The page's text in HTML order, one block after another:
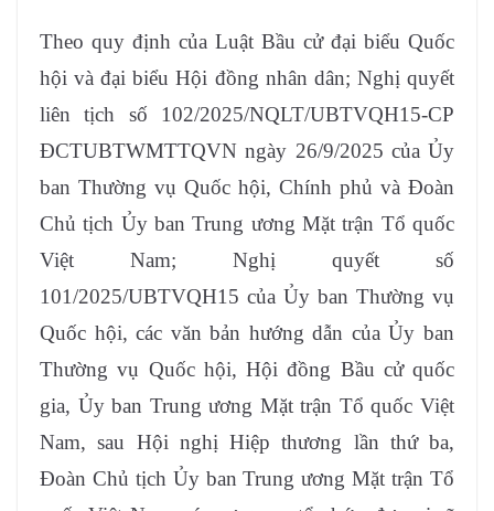
Theo quy định của Luật Bầu cử đại biểu Quốc
hội và đại biểu Hội đồng nhân dân; Nghị quyết
liên tịch số 102/2025/NQLT/UBTVQH15-CP
ĐCTUBTWMTTQVN ngày 26/9/2025 của Ủy
ban Thường vụ Quốc hội, Chính phủ và Đoàn
Chủ tịch Ủy ban Trung ương Mặt trận Tổ quốc
Việt Nam; Nghị quyết số
101/2025/UBTVQH15 của Ủy ban Thường vụ
Quốc hội, các văn bản hướng dẫn của Ủy ban
Thường vụ Quốc hội, Hội đồng Bầu cử quốc
gia, Ủy ban Trung ương Mặt trận Tổ quốc Việt
Nam, sau Hội nghị Hiệp thương lần thứ ba,
Đoàn Chủ tịch Ủy ban Trung ương Mặt trận Tổ